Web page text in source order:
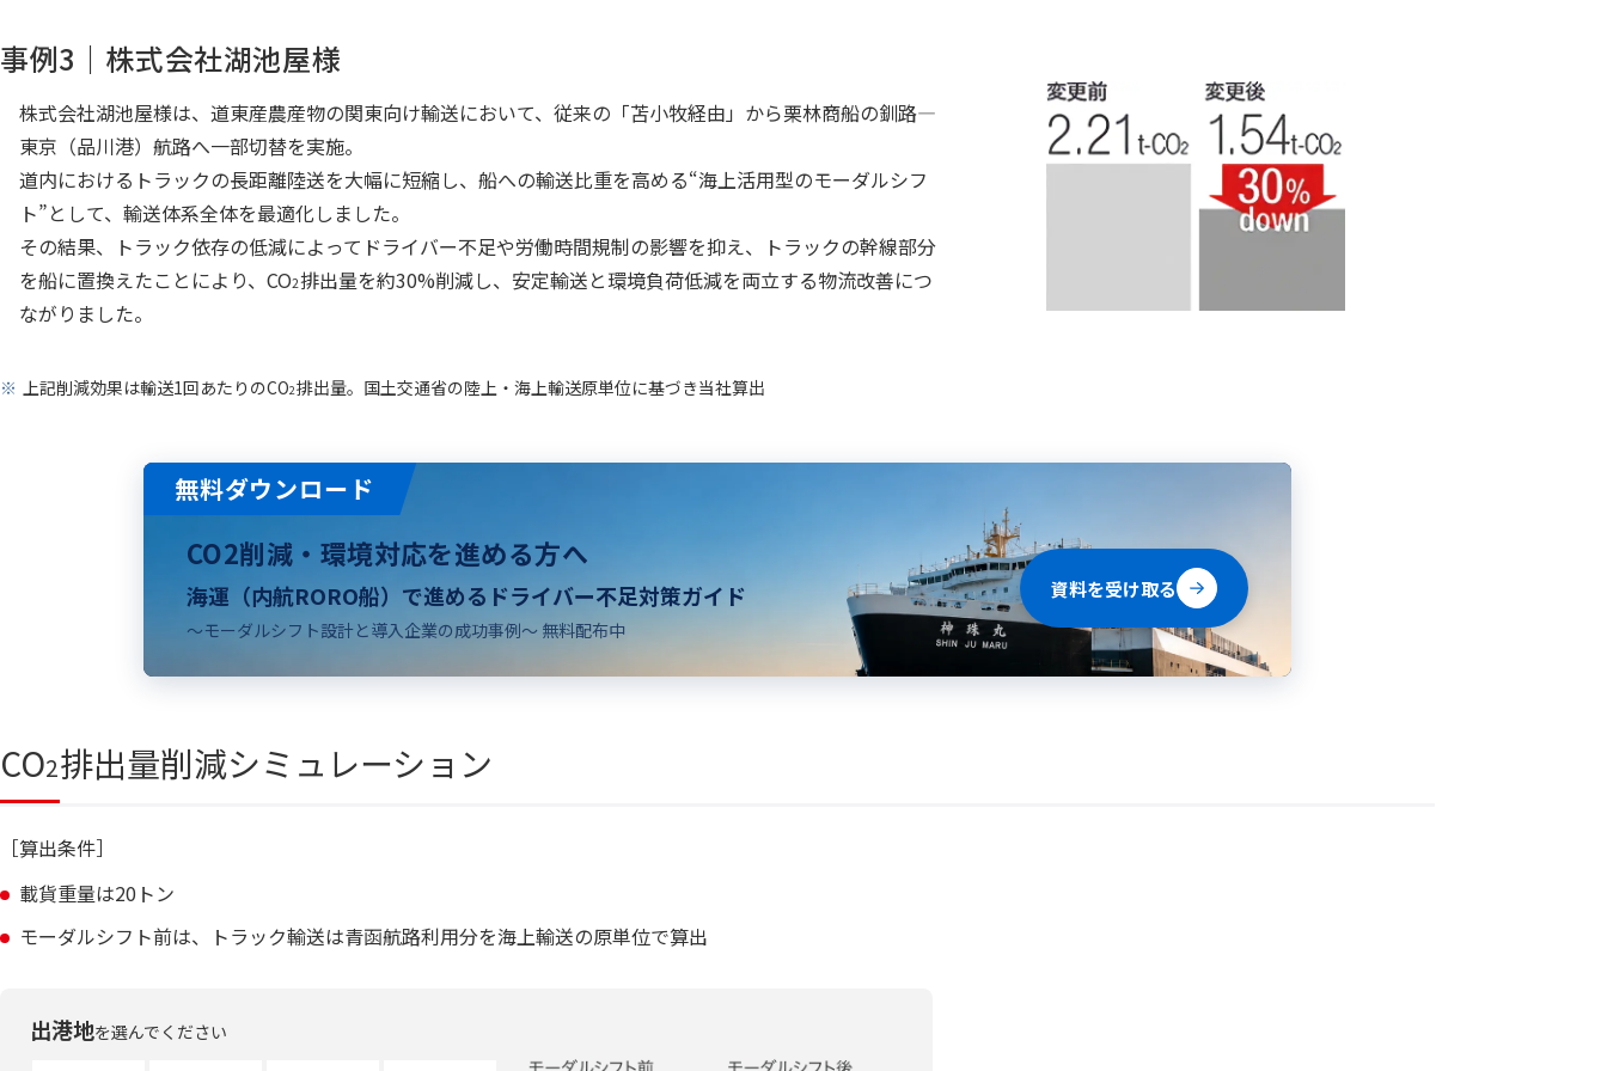
事例3｜株式会社湖池屋様
株式会社湖池屋様は、道東産農産物の関東向け輸送において、従来の「苫小牧経由」から栗林商船の釧路―
東京（品川港）航路へ一部切替を実施。
道内におけるトラックの長距離陸送を大幅に短縮し、船への輸送比重を高める“海上活用型のモーダルシフ
ト”として、輸送体系全体を最適化しました。
その結果、トラック依存の低減によってドライバー不足や労働時間規制の影響を抑え、トラックの幹線部分
を船に置換えたことにより、CO2排出量を約30%削減し、安定輸送と環境負荷低減を両立する物流改善につ
ながりました。
※ 上記削減効果は輸送1回あたりのCO2排出量。国土交通省の陸上・海上輸送原単位に基づき当社算出
無料ダウンロード
CO2削減・環境対応を進める方へ
海運（内航RORO船）で進めるドライバー不足対策ガイド
〜モーダルシフト設計と導入企業の成功事例〜 無料配布中
資料を受け取る
CO2排出量削減シミュレーション
［算出条件］
載貨重量は20トン
モーダルシフト前は、トラック輸送は青函航路利用分を海上輸送の原単位で算出
出港地を選んでください